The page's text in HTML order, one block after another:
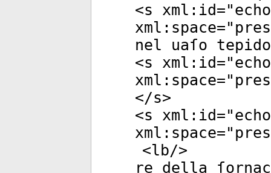
<s xml:id="
xml:space="
nel uaſo
<s xml:id="
xml:space="
</s>
<s xml:id="
xml:space="
<lb/>
re della